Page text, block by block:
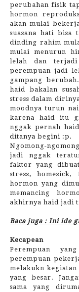
perubahan fisik
hormon
akan mulai
suasana hati bisa
dinding rahim
mulai menurun
lelah dan
perempuan jadi
gampang
haid bakalan
stress dalam
moodnya turun
karena haid itu
nggak pernah
ditanya begini :p.
Ngomong-
jadi nggak
faktor yang
stress,
hormon yang
memancing
akhirnya haid jadi
Baca juga : Ini ide
Kecapean
Perempuan
perempuan
melakukn kegiatan
yang besar.
sama yang